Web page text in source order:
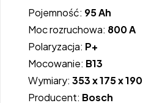
Pojemność: 95 Ah
Moc rozruchowa: 800 A
Polaryzacja: P+
Mocowanie: B13
Wymiary: 353 x 175 x 190
Producent: Bosch